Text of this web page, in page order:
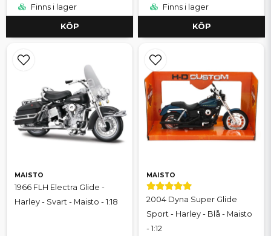
Finns i lager
KÖP
Finns i lager
KÖP
MAISTO
1966 FLH Electra Glide -
Harley - Svart - Maisto - 1:18
MAISTO
2004 Dyna Super Glide
Sport - Harley - Blå - Maisto
- 1:12